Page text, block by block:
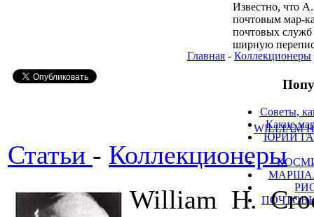
Известно, что
почтовым мар-
почтовых служб
ширную
Советы,
Какие
ЮРИЙ
Главная - Коллекционеры
WILLIAM
Статьи - Коллекционеры
William H.